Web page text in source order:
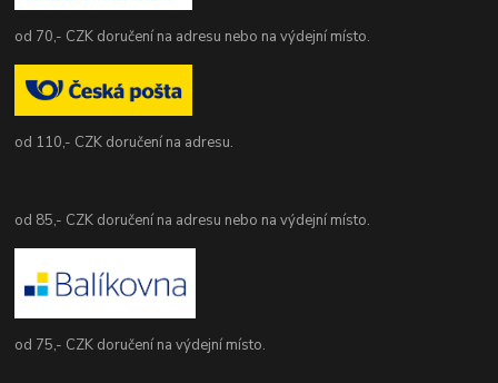
od 70,- CZK doručení na adresu nebo na výdejní místo.
od 110,- CZK doručení na adresu.
od 85,- CZK doručení na adresu nebo na výdejní místo.
od 75,- CZK doručení na výdejní místo.